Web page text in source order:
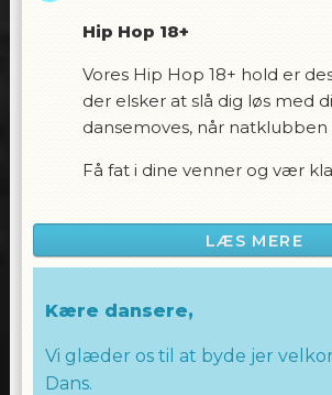
Hip Hop 18+
Vores Hip Hop 18+ hold er
der elsker at slå dig løs med
dansemoves, når natklubben
Få fat i dine venner og vær
som vil gøre dig til festens
skaber en energisk
og dyrker fællesskabet
Fra grundlæggende teknikker
LÆS MERE
Kære dansere,
Vi glæder os til at byde jer
Dans.